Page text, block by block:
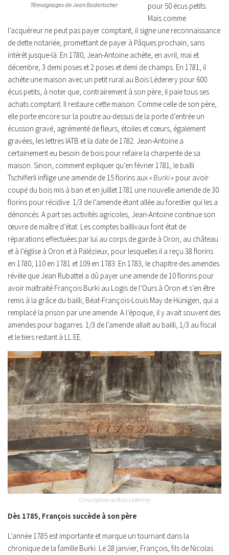
Témoignages de Jean Badertscher
pour 50 écus petits.
Mais comme
l’acquéreur ne peut pas payer comptant, il signe une reconnaissance
de dette notariée, promettant de payer à Pâques prochain, sans
intérêt jusque-là. En 1780, Jean-Antoine achète, en avril, mai et
décembre, 3 demi poses et 2 poses et demi de champs. En 1781, il
achète une maison avec un petit rural au Bois Léderery pour 600
écus petits, à noter que, contrairement à son père, il paie tous ses
achats comptant. Il restaure cette maison. Comme celle de son père,
elle porte encore sur la poutre au-dessus de la porte d’entrée un
écusson gravé, agrémenté de fleurs, étoiles et cœurs, également
gravées, les lettres IATB et la date de 1782. Jean-Antoine a
certainement eu besoin de bois pour refaire la charpente de sa
maison. Sinon, comment expliquer qu’en février 1781, le bailli
Tschifferli inflige une amende de 15 florins aux« Burki » pour avoir
coupé du bois mis à ban et en juillet 1781 une nouvelle amende de 30
florins pour récidive. 1/3 de l’amende étant allée au forestier qui les a
dénoncés. A part ses activités agricoles, Jean-Antoine continue son
œuvre de maître d’état. Les comptes baillivaux font état de
réparations effectuées par lui au corps de garde à Oron, au château
et à l’église à Oron et à Palézieux, pour lesquelles il a reçu 38 florins
en 1780, 110 en 1781 et 109 en 1783. En 1783, le chapitre des amendes
révèle que Jean Rubattel a dû payer une amende de 10 florins pour
avoir maltraité François Burki au Logis de l’Ours à Oron et s’en être
remis à la grâce du bailli, Béat-François-Louis May de Hünigen, qui a
remplacé la prison par une amende. A l’époque, il y avait souvent des
amendes pour bagarres. 1/3 de l’amende allait au bailli, 1/3 au fiscal
et le tiers restant à LL.EE.
L’inscription au Bois Lederrey
Dès 1785, François succède à son père
L’année 1785 est importante et marque un tournant dans la
chronique de la famille Burki. Le 28 janvier, François, fils de Nicolas